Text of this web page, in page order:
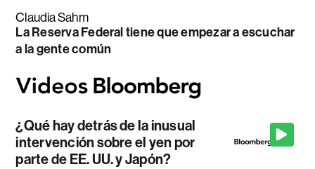
Claudia Sahm
La Reserva Federal tiene que empezar a escuchar
a la gente común
¿Qué hay detrás de la inusual
intervención sobre el yen por
parte de EE. UU. y Japón?